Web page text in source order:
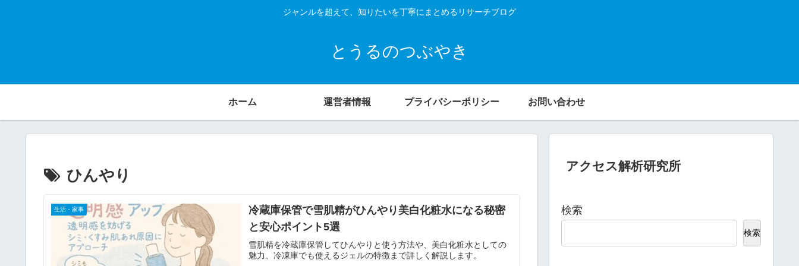
ジャンルを超えて、知りたいを丁寧にまとめるリサーチブログ
とうるのつぶやき
ホーム 運営者情報 プライバシーポリシー お問い合わせ
ひんやり
生活・家事
冷蔵庫保管で雪肌精がひんやり美白化粧水になる秘密
と安心ポイント5選
雪肌精を冷蔵庫保管してひんやりと使う方法や、美白化粧水としての
魅力、冷凍庫でも使えるジェルの特徴まで詳しく解説します。
アクセス解析研究所
検索
検索